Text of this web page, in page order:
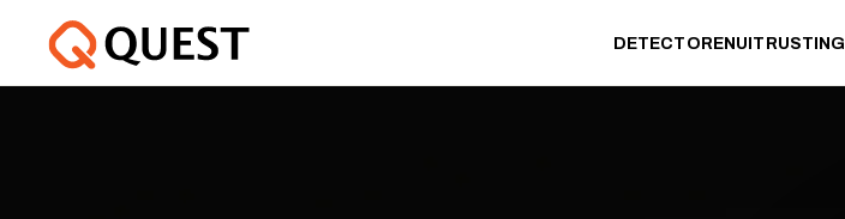
DETECTORENUITRUSTING